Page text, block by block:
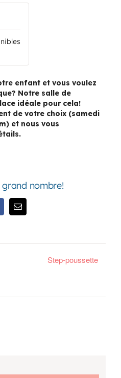
enfant et vous voulez
Notre salle de
idéale pour cela!
de votre choix (samedi
et nous vous
nombre!
Email
Step-poussette